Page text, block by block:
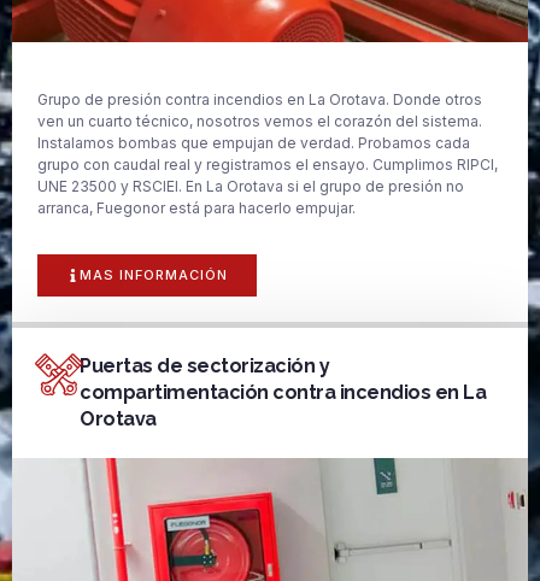
Grupo de presión contra incendios en La Orotava. Donde otros
ven un cuarto técnico, nosotros vemos el corazón del sistema.
Instalamos bombas que empujan de verdad. Probamos cada
grupo con caudal real y registramos el ensayo. Cumplimos RIPCI,
UNE 23500 y RSCIEI. En La Orotava si el grupo de presión no
arranca, Fuegonor está para hacerlo empujar.
MAS INFORMACIÓN
Puertas de sectorización y
compartimentación contra incendios en La
Orotava